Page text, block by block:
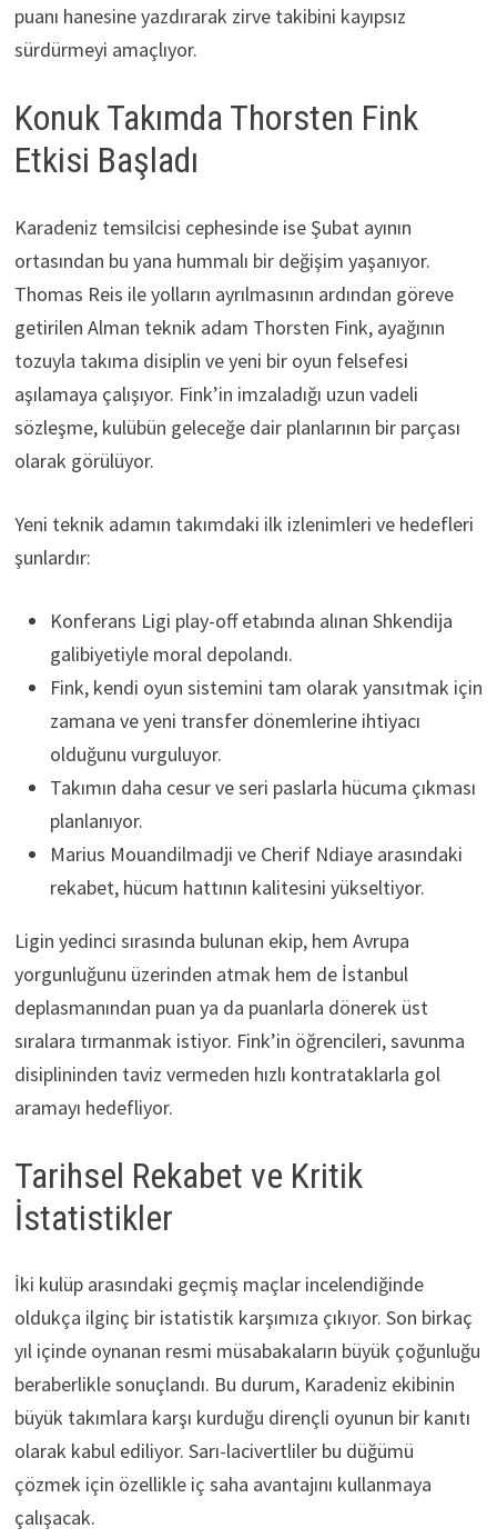
puanı hanesine yazdırarak zirve takibini kayıpsız
sürdürmeyi amaçlıyor.
Konuk Takımda Thorsten Fink
Etkisi Başladı
Karadeniz temsilcisi cephesinde ise Şubat ayının
ortasından bu yana hummalı bir değişim yaşanıyor.
Thomas Reis ile yolların ayrılmasının ardından göreve
getirilen Alman teknik adam Thorsten Fink, ayağının
tozuyla takıma disiplin ve yeni bir oyun felsefesi
aşılamaya çalışıyor. Fink’in imzaladığı uzun vadeli
sözleşme, kulübün geleceğe dair planlarının bir parçası
olarak görülüyor.
Yeni teknik adamın takımdaki ilk izlenimleri ve hedefleri
şunlardır:
Konferans Ligi play-off etabında alınan Shkendija
galibiyetiyle moral depolandı.
Fink, kendi oyun sistemini tam olarak yansıtmak için
zamana ve yeni transfer dönemlerine ihtiyacı
olduğunu vurguluyor.
Takımın daha cesur ve seri paslarla hücuma çıkması
planlanıyor.
Marius Mouandilmadji ve Cherif Ndiaye arasındaki
rekabet, hücum hattının kalitesini yükseltiyor.
Ligin yedinci sırasında bulunan ekip, hem Avrupa
yorgunluğunu üzerinden atmak hem de İstanbul
deplasmanından puan ya da puanlarla dönerek üst
sıralara tırmanmak istiyor. Fink’in öğrencileri, savunma
disiplininden taviz vermeden hızlı kontrataklarla gol
aramayı hedefliyor.
Tarihsel Rekabet ve Kritik
İstatistikler
İki kulüp arasındaki geçmiş maçlar incelendiğinde
oldukça ilginç bir istatistik karşımıza çıkıyor. Son birkaç
yıl içinde oynanan resmi müsabakaların büyük çoğunluğu
beraberlikle sonuçlandı. Bu durum, Karadeniz ekibinin
büyük takımlara karşı kurduğu dirençli oyunun bir kanıtı
olarak kabul ediliyor. Sarı-lacivertliler bu düğümü
çözmek için özellikle iç saha avantajını kullanmaya
çalışacak.